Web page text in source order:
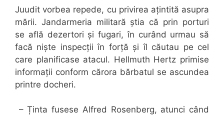
Juudit vorbea repede, cu privirea ațintită asupra
mării. Jandarmeria militară știa că prin porturi
se află dezertori și fugari, în curând urmau să
facă niște inspecții în forță și îl căutau pe cel
care planificase atacul. Hellmuth Hertz primise
informații conform cărora bărbatul se ascundea
printre docheri.
– Ținta fusese Alfred Rosenberg, atunci când